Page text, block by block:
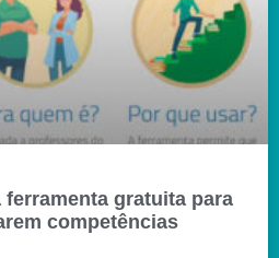
gratuita para
competências